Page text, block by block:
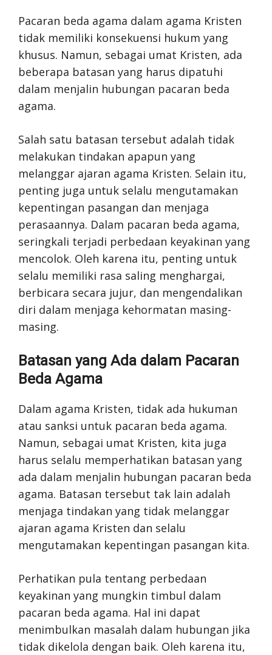
Pacaran beda agama dalam agama Kristen
tidak memiliki konsekuensi hukum yang
khusus. Namun, sebagai umat Kristen, ada
beberapa batasan yang harus dipatuhi
dalam menjalin hubungan pacaran beda
agama.
Salah satu batasan tersebut adalah tidak
melakukan tindakan apapun yang
melanggar ajaran agama Kristen. Selain itu,
penting juga untuk selalu mengutamakan
kepentingan pasangan dan menjaga
perasaannya. Dalam pacaran beda agama,
seringkali terjadi perbedaan keyakinan yang
mencolok. Oleh karena itu, penting untuk
selalu memiliki rasa saling menghargai,
berbicara secara jujur, dan mengendalikan
diri dalam menjaga kehormatan masing-
masing.
Batasan yang Ada dalam Pacaran
Beda Agama
Dalam agama Kristen, tidak ada hukuman
atau sanksi untuk pacaran beda agama.
Namun, sebagai umat Kristen, kita juga
harus selalu memperhatikan batasan yang
ada dalam menjalin hubungan pacaran beda
agama. Batasan tersebut tak lain adalah
menjaga tindakan yang tidak melanggar
ajaran agama Kristen dan selalu
mengutamakan kepentingan pasangan kita.
Perhatikan pula tentang perbedaan
keyakinan yang mungkin timbul dalam
pacaran beda agama. Hal ini dapat
menimbulkan masalah dalam hubungan jika
tidak dikelola dengan baik. Oleh karena itu,